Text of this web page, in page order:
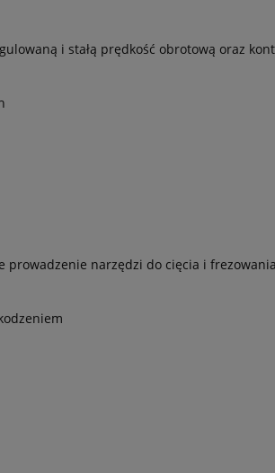
i stałą prędkość obrotową oraz
prowadzenie narzędzi do cięcia i